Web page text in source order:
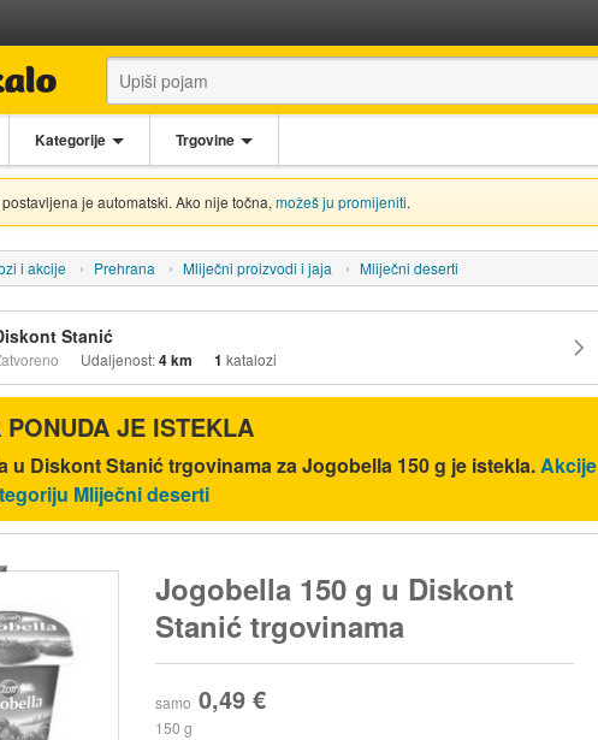
Kategorije Trgovine
je automatski. Ako nije točna, možeš ju promijeniti.
i akcije Prehrana Mliječni proizvodi i jaja Mliječni deserti
Stanić
Udaljenost:4 km 1 katalozi
PONUDA JE ISTEKLA
u Diskont Stanić trgovinama za Jogobella 150 g je istekla.Akcije
Mliječni deserti
Jogobella 150 g u Diskont
Stanić trgovinama
samo 0,49 €
150 g